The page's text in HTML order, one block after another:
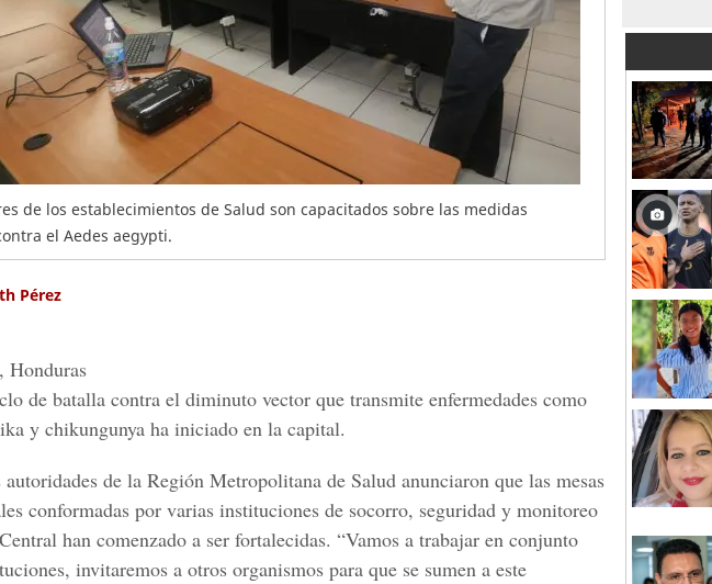
de los establecimientos de Salud son capacitados sobre las medidas
el Aedes aegypti.
Pérez
Honduras
de batalla contra el diminuto vector que transmite enfermedades como
y chikungunya ha iniciado en la capital.
de la Región Metropolitana de Salud anunciaron que las mesas
conformadas por varias instituciones de socorro, seguridad y monitoreo
han comenzado a ser fortalecidas. “Vamos a trabajar en conjunto
invitaremos a otros organismos para que se sumen a este